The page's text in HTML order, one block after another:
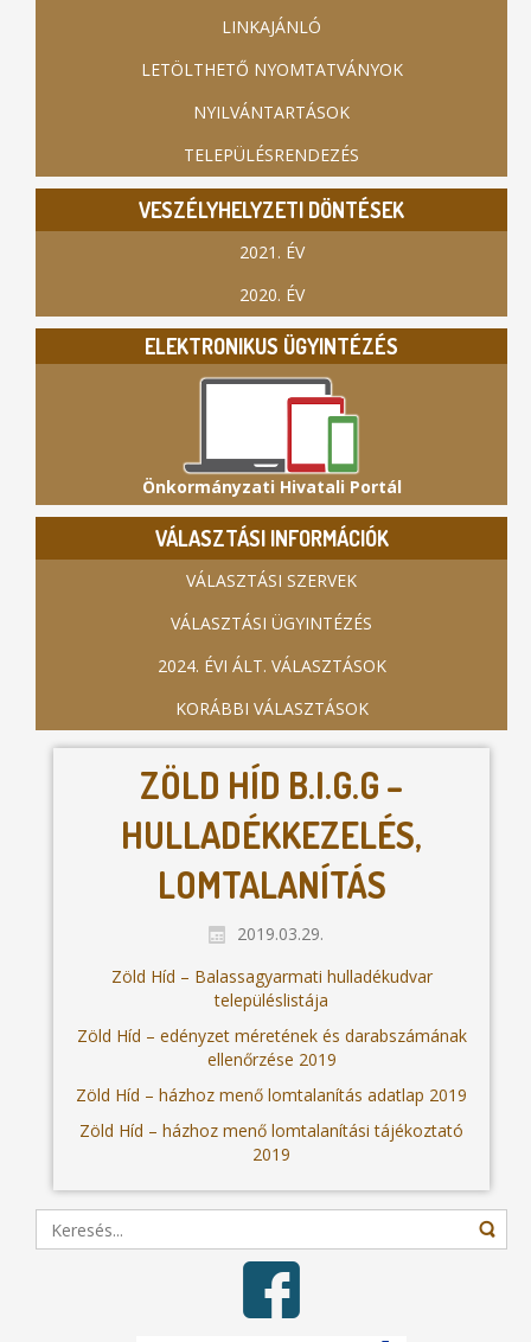
LINKAJÁNLÓ
LETÖLTHETŐ NYOMTATVÁNYOK
NYILVÁNTARTÁSOK
TELEPÜLÉSRENDEZÉS
VESZÉLYHELYZETI DÖNTÉSEK
2021. ÉV
2020. ÉV
ELEKTRONIKUS ÜGYINTÉZÉS
Önkormányzati Hivatali Portál
VÁLASZTÁSI INFORMÁCIÓK
VÁLASZTÁSI SZERVEK
VÁLASZTÁSI ÜGYINTÉZÉS
2024. ÉVI ÁLT. VÁLASZTÁSOK
KORÁBBI VÁLASZTÁSOK
ZÖLD HÍD B.I.G.G –
HULLADÉKKEZELÉS,
LOMTALANÍTÁS
2019.03.29.
Zöld Híd – Balassagyarmati hulladékudvar
településlistája
Zöld Híd – edényzet méretének és darabszámának
ellenőrzése 2019
Zöld Híd – házhoz menő lomtalanítás adatlap 2019
Zöld Híd – házhoz menő lomtalanítási tájékoztató
2019